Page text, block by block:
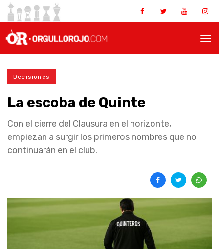
Decisiones
La escoba de Quinte
Con el cierre del Clausura en el horizonte,
empiezan a surgir los primeros nombres que no
continuarán en el club.